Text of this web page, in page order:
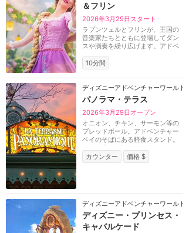
＆フリン
2026年3月29日スタート
ラプンツェルとフリンが、王国の
音楽家たちとともに登場してダン
スや演奏を繰り広げます。アドベ
10分間
ディズニーアドベンチャーワールド
パノラマ・テラス
2026年3月29日オープン
オニオン、チキン、サーモン等の
ブレッドボール。アドベンチャー
ベイのそばにある軽食スタンド。
テラス席あり。202...
カウンター
価格 $
ディズニーアドベンチャーワールド
ディズニー・プリンセス・
キャバルケード